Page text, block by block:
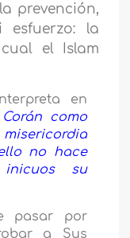
prevención,
la
el Islam
en
como
no hace
su
pasar por
a Sus